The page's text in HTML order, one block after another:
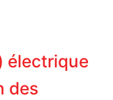
électrique
des